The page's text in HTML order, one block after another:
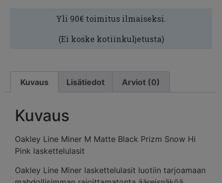
Yli 90€ toimitus ilmaiseksi.
(Ei koske kotiinkuljetusta)
Kuvaus Lisätiedot Arviot (0)
Kuvaus
Oakley Line Miner M Matte Black Prizm Snow Hi
Pink laskettelulasit
Oakley Line Miner laskettelulasit luotiin tarjoamaan